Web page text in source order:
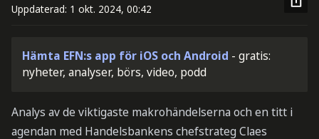
Uppdaterad: 1 okt. 2024, 00:42
Hämta EFN:s app för iOS och Android - gratis:
nyheter, analyser, börs, video, podd
Analys av de viktigaste makrohändelserna och en titt i
agendan med Handelsbankens chefstrateg Claes